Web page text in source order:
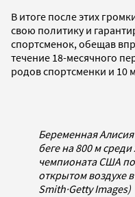
В итоге после этих
свою политику и
спортсменок, обещав
течение 18-месячного
родов спортсменки и 10
Беременная
беге на 800 м
чемпионата США по
открытом воздухе
Smith·Getty Images)